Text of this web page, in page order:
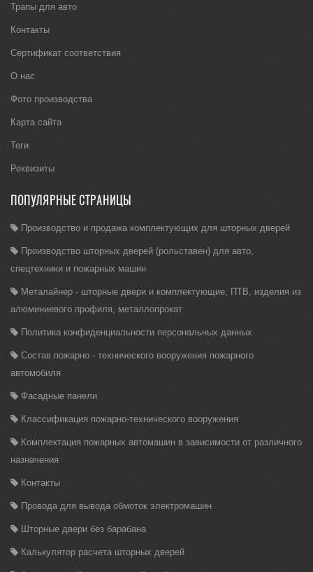
Трапы для авто
Контакты
Сертификат соответствия
О нас
Фото производства
Карта сайта
Теги
Реквизиты
ПОПУЛЯРНЫЕ СТРАНИЦЫ
Производство и продажа комплектующих для шторных дверей
Производство шторных дверей (рольставен) для авто,
спецтехники и пожарных машин
Металайнер - шторные двери и комплектующие, ПТВ, изделия из
алюминиевого профиля, металлопрокат
Политика конфиденциальности персональных данных
Состав пожарно - технического вооружения пожарного
автомобиля
Фасадные панели
Классификация пожарно-технического вооружения
Комплектация пожарных автомашин в зависимости от различного
назначения
Контакты
Провода для вывода обмоток электромашин
Шторные двери без барабана
Калькулятор расчета шторных дверей